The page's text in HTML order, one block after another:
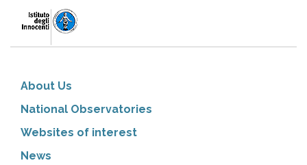
About Us
National Observatories
Websites of interest
News